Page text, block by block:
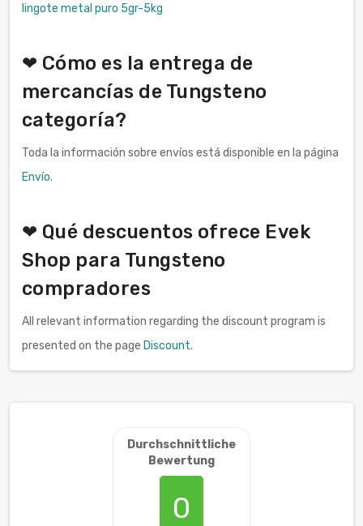
lingote metal puro 5gr-5kg
❤ Cómo es la entrega de
mercancías de Tungsteno
categoría?
Toda la información sobre envíos está disponible en la página
Envío.
❤ Qué descuentos ofrece Evek
Shop para Tungsteno
compradores
All relevant information regarding the discount program is
presented on the page Discount.
Durchschnittliche
Bewertung
0